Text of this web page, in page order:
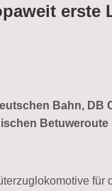
Bahn,